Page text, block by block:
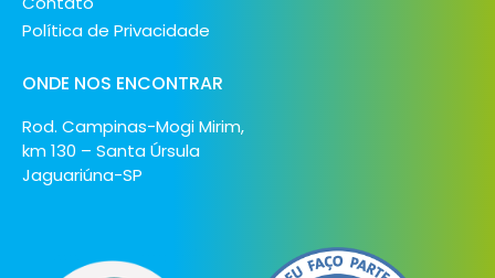
Política de Privacidade
ONDE NOS ENCONTRAR
Rod. Campinas-Mogi Mirim,
km 130 – Santa Úrsula
Jaguariúna-SP